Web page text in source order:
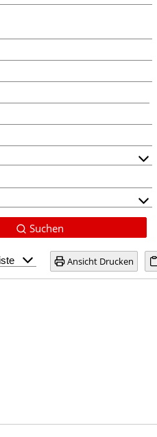
Suchen
Ansicht Drucken